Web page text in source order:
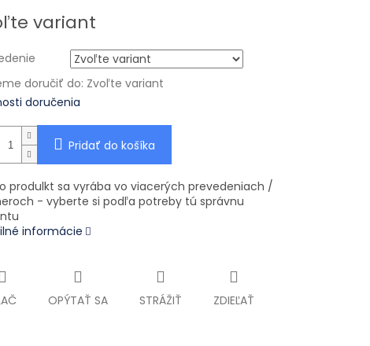
variant
doručiť do: Zvoľte variant
doručenia
Pridať do košíka
produlkt sa vyrába vo viacerých prevedeniach /
- vyberte si podľa potreby tú správnu
informácie
OPÝTAŤ SA STRÁŽIŤ ZDIEĽAŤ